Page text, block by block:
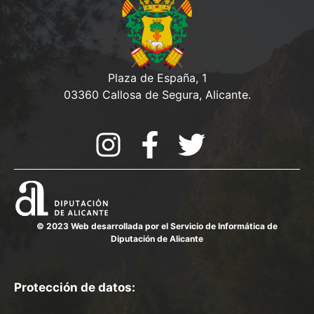
Plaza de España, 1
03360 Callosa de Segura, Alicante.
© 2023 Web desarrollada por el Servicio de Informática de
Diputación de Alicante
Protección de datos: